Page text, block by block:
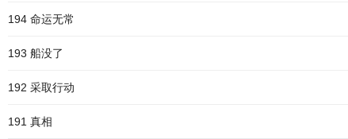
194 命运无常
193 船没了
192 采取行动
191 真相